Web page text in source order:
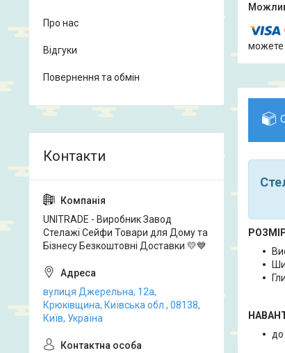
можете
до
Про нас
Відгуки
Повернення та обмін
UNITRADE - Виробник Завод
Стелажі Сейфи Товари для Дому та
Бізнесу Безкоштовні Доставки 💛💙
вулиця Джерельна, 12а,
Крюківщина, Київська обл., 08138,
Київ, Україна